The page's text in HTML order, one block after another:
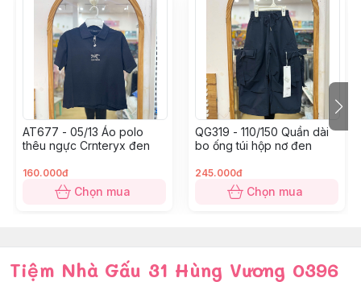
AT677 - 05/13 Áo polo
thêu ngực Crnteryx đen
160.000đ
Chọn mua
QG319 - 110/150 Quần dài
bo ống túi hộp nơ đen
245.000đ
Chọn mua
Tiệm Nhà Gấu 31 Hùng Vương 0396